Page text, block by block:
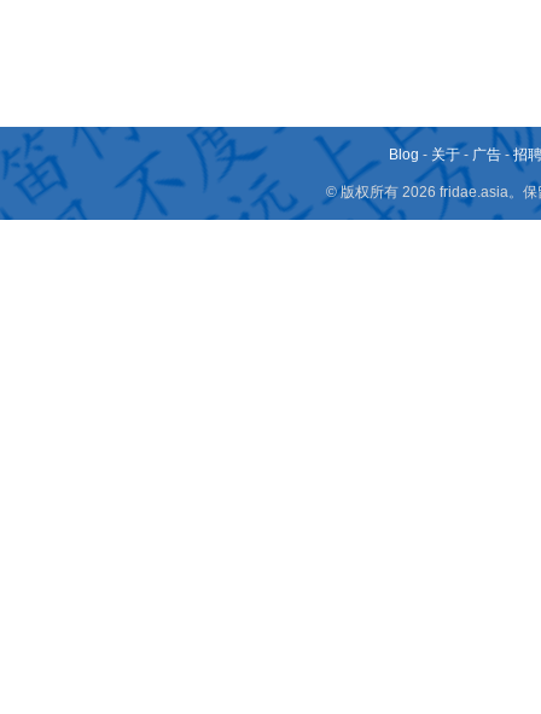
Blog - 关于 - 广告 -招
© 版权所有 2026 fridae.asia。